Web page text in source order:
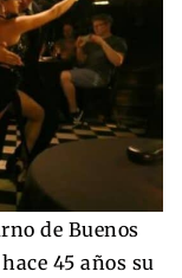
de Buenos
45 años su